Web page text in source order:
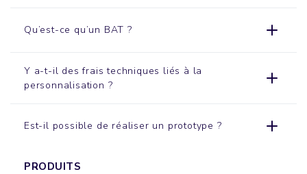
Qu’est-ce qu’un BAT ?
Y a-t-il des frais techniques liés à la
personnalisation ?
Est-il possible de réaliser un prototype ?
PRODUITS